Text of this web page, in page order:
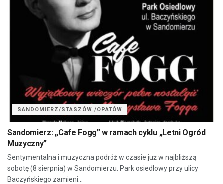
SANDOMIERZ/STASZÓW /OPATÓW
Sandomierz: „Cafe Fogg” w ramach cyklu „Letni Ogród
Muzyczny”
Sentymentalna i muzyczna podróż w czasie już w najbliższą
sobotę (8 sierpnia) w Sandomierzu. Park osiedlowy przy ulicy
Baczyńskiego zamieni...